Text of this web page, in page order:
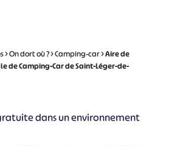
>On dort où ?>Camping-car>Aire de
de Camping-Car de Saint-Léger-de-
dans un environnement